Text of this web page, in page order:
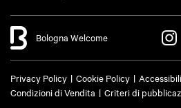
Bologna Welcome
Privacy Policy Cookie Policy
Condizioni di Vendita
Criteri di